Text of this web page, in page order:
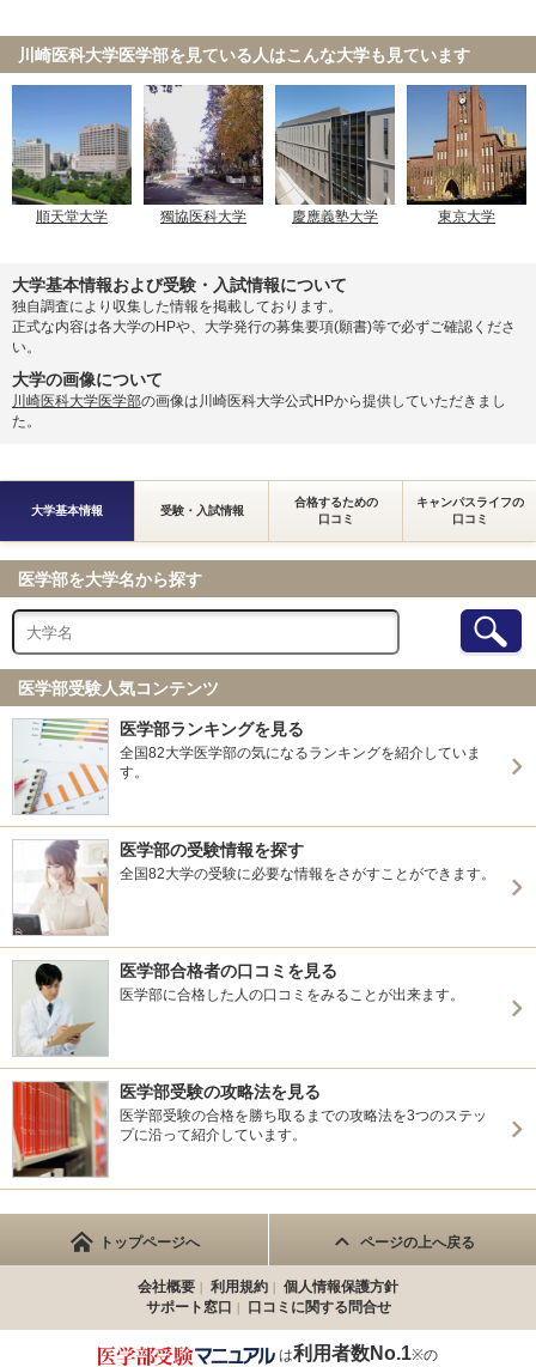
川崎医科大学医学部を見ている人はこんな大学も見ています
順天堂大学 獨協医科大学 慶應義塾大学 東京大学
大学基本情報および受験・入試情報について
独自調査により収集した情報を掲載しております。
正式な内容は各大学のHPや、大学発行の募集要項(願書)等で必ずご確認くださ
い。
大学の画像について
川崎医科大学医学部の画像は川崎医科大学公式HPから提供していただきまし
た。
大学基本情報 受験・入試情報
合格するための
口コミ
キャンパスライフの
口コミ
医学部を大学名から探す
医学部受験人気コンテンツ
医学部ランキングを見る
全国82大学医学部の気になるランキングを紹介していま
す。
医学部の受験情報を探す
全国82大学の受験に必要な情報をさがすことができます。
医学部合格者の口コミを見る
医学部に合格した人の口コミをみることが出来ます。
医学部受験の攻略法を見る
医学部受験の合格を勝ち取るまでの攻略法を3つのステッ
プに沿って紹介しています。
トップページへ ページの上へ戻る
会社概要 利用規約
個人情報保護方針
サポート窓口
口コミに関する問合せ
は利用者数No.1※の